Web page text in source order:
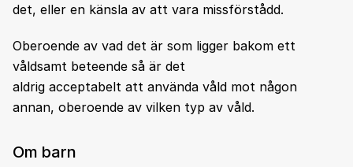
det, eller en känsla av att vara missförstådd.
Oberoende av vad det är som ligger bakom ett
våldsamt beteende så är det
aldrig acceptabelt att använda våld mot någon
annan, oberoende av vilken typ av våld.
Om barn